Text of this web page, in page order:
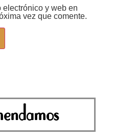
electrónico y web en
vez que comente.